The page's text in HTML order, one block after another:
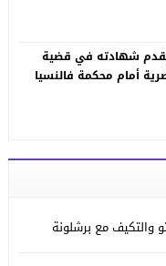
شهادته في قضية
أمام محكمة فالنسيا
والتكيف مع برشلونة